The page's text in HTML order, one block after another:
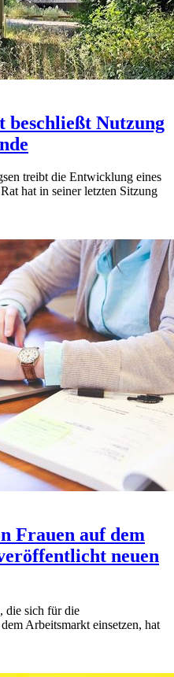
Nutzung
treibt die Entwicklung eines
hat in seiner letzten Sitzung
Frauen auf dem
neuen
die sich für die
Arbeitsmarkt einsetzen, hat